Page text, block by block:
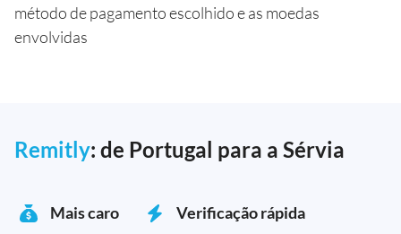
método de pagamento escolhido e as moedas
envolvidas
Remitly: de Portugal para a Sérvia
Mais caro
Verificação rápida